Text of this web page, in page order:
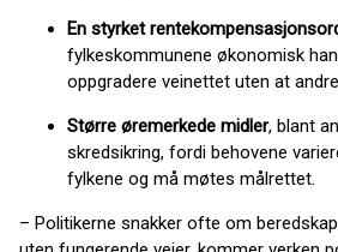
En styrket
fylkeskommunene økonomisk
oppgradere veinettet uten at
Større øremerkede midler, blant
skredsikring, fordi behovene
fylkene og må møtes målrettet.
– Politikerne snakker ofte om